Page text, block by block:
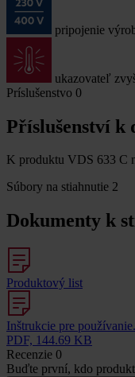
pripojenie
ukazovateľ
Príslušenstvo 0
Příslušenství k
K produktu VDS 633 C
Súbory na stiahnutie 2
Dokumenty k
Produktový list
Inštrukcie pre
PDF, 144.69 KB
Recenzie 0
Buďte první, kdo